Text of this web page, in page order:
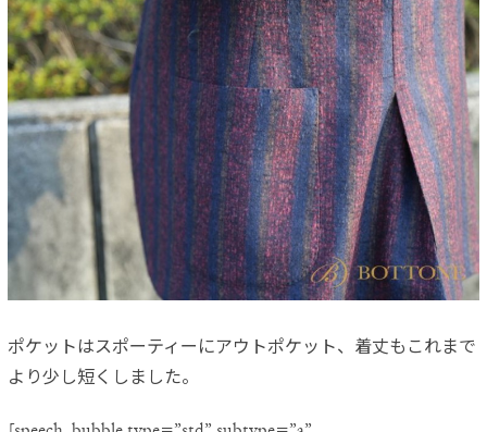
ポケットはスポーティーにアウトポケット、着丈もこれまで
より少 し短くしました。